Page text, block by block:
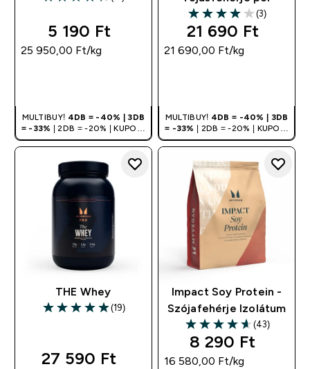
4.33 out of 5 stars
5 190 Ft‎
25 950,00 Ft‎/kg
MULTIBUY! 4DB = -40% | 3DB
= -33%
| 2DB = -20% | KUPON:
DEALHU
4 out of 5 stars
(3)
21 690 Ft‎
21 690,00 Ft‎/kg
MULTIBUY! 4DB = -40% | 3DB
= -33%
| 2DB = -20% | KUPON:
DEALHU
THE Whey
4.95 out of 5 stars
(19)
27 590 Ft‎
Impact Soy Protein -
Szójafehérje Izolátum
4.63 out of 5 stars
(43)
8 290 Ft‎
16 580,00 Ft‎/kg